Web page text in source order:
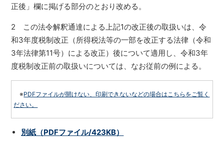
正後」欄に掲げる部分のとおり改める。
2 この法令解釈通達による上記1の改正後の取扱いは、令
和3年度税制改正（所得税法等の一部を改正する法律（令和
3年法律第11号）による改正）後について適用し、令和3年
度税制改正前の取扱いについては、なお従前の例による。
※PDFファイルが開けない、印刷できないなどの場合はこちらをご覧く
ださい。
別紙（PDFファイル/423KB）